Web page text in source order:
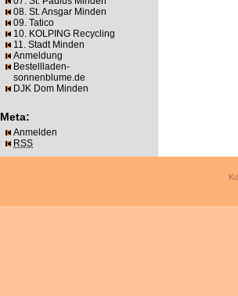
08. St. Ansgar Minden
09. Tatico
10. KOLPING Recycling
11. Stadt Minden
Anmeldung
Bestellladen-
sonnenblume.de
DJK Dom Minden
Meta:
Anmelden
RSS